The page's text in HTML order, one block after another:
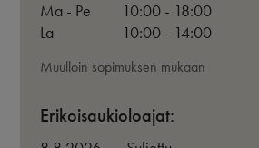
Ma - Pe
10:00 - 18:00
La
10:00 - 14:00
Muulloin sopimuksen mukaan
Erikoisaukioloajat: